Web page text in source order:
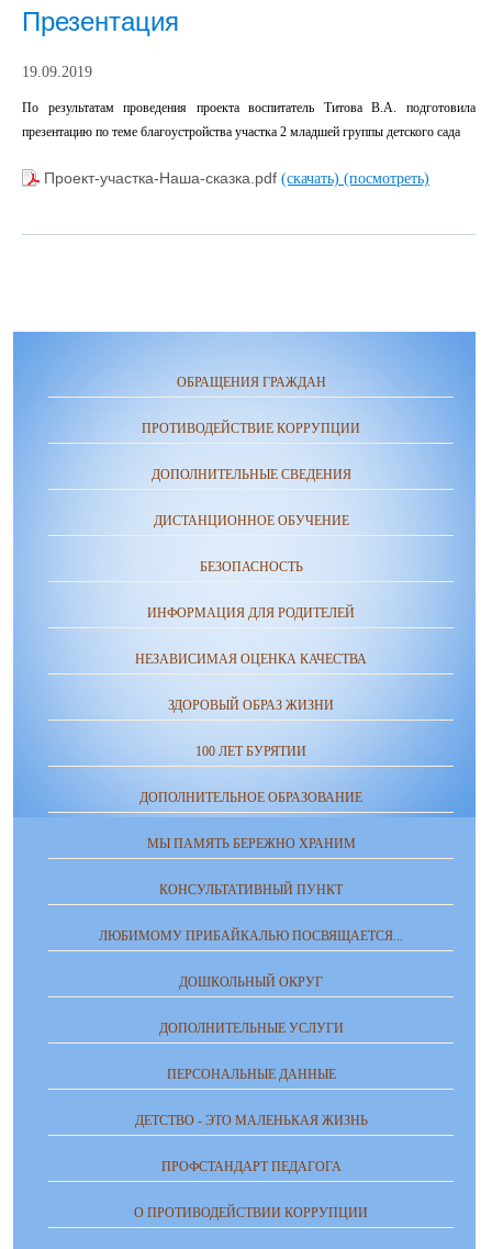
Презентация
19.09.2019
По результатам проведения проекта воспитатель Титова В.А. подготовила
презентацию по теме благоустройства участка 2 младшей группы детского сада
Проект-участка-Наша-сказка.pdf (скачать) (посмотреть)
ОБРАЩЕНИЯ ГРАЖДАН
ПРОТИВОДЕЙСТВИЕ КОРРУПЦИИ
ДОПОЛНИТЕЛЬНЫЕ СВЕДЕНИЯ
ДИСТАНЦИОННОЕ ОБУЧЕНИЕ
БЕЗОПАСНОСТЬ
ИНФОРМАЦИЯ ДЛЯ РОДИТЕЛЕЙ
НЕЗАВИСИМАЯ ОЦЕНКА КАЧЕСТВА
ЗДОРОВЫЙ ОБРАЗ ЖИЗНИ
100 ЛЕТ БУРЯТИИ
ДОПОЛНИТЕЛЬНОЕ ОБРАЗОВАНИЕ
МЫ ПАМЯТЬ БЕРЕЖНО ХРАНИМ
КОНСУЛЬТАТИВНЫЙ ПУНКТ
ЛЮБИМОМУ ПРИБАЙКАЛЬЮ ПОСВЯЩАЕТСЯ...
ДОШКОЛЬНЫЙ ОКРУГ
ДОПОЛНИТЕЛЬНЫЕ УСЛУГИ
ПЕРСОНАЛЬНЫЕ ДАННЫЕ
ДЕТСТВО - ЭТО МАЛЕНЬКАЯ ЖИЗНЬ
ПРОФСТАНДАРТ ПЕДАГОГА
О ПРОТИВОДЕЙСТВИИ КОРРУПЦИИ